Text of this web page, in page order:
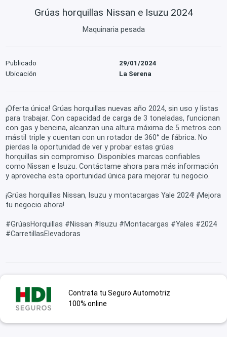
Grúas horquillas Nissan e Isuzu 2024
Maquinaria pesada
Publicado
29/01/2024
Ubicación
La Serena
¡Oferta única! Grúas horquillas nuevas año 2024, sin uso y listas
para trabajar. Con capacidad de carga de 3 toneladas, funcionan
con gas y bencina, alcanzan una altura máxima de 5 metros con
mástil triple y cuentan con un rotador de 360° de fábrica. No
pierdas la oportunidad de ver y probar estas grúas
horquillas sin compromiso. Disponibles marcas confiables
como Nissan e Isuzu. Contáctame ahora para más información
y aprovecha esta oportunidad única para mejorar tu negocio.
¡Grúas horquillas Nissan, Isuzu y montacargas Yale 2024! ¡Mejora
tu negocio ahora!
#GrúasHorquillas #Nissan #Isuzu #Montacargas #Yales #2024
#CarretillasElevadoras
Contrata tu Seguro Automotriz
100% online